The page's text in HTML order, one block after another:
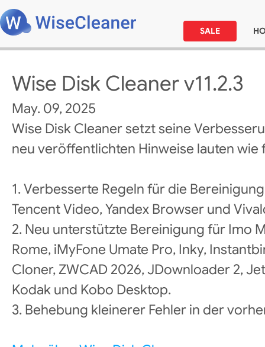
SALE
Wise Disk Cleaner v11.2.3
May. 09, 2025
Wise Disk Cleaner setzt seine
neu veröffentlichten Hinweise lauten wie
1. Verbesserte Regeln für die
Tencent Video, Yandex Browser und
2. Neu unterstützte Bereinigung für Imo
Rome, iMyFone Umate Pro, Inky,
Cloner, ZWCAD 2026, JDownloader 2,
Kodak und Kobo Desktop.
3. Behebung kleinerer Fehler in der